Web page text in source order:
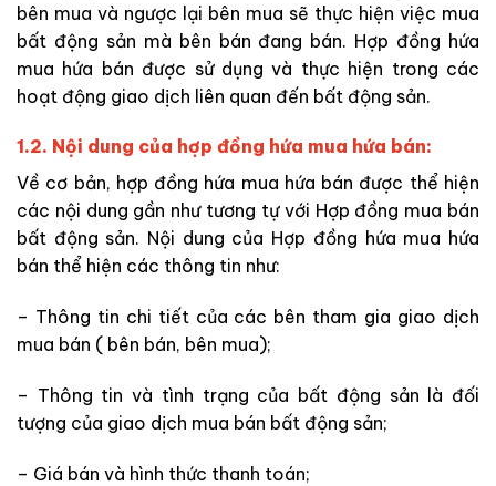
bên mua và ngược lại bên mua sẽ thực hiện việc mua
bất động sản mà bên bán đang bán. Hợp đồng hứa
mua hứa bán được sử dụng và thực hiện trong các
hoạt động giao dịch liên quan đến bất động sản.
1.2. Nội dung của hợp đồng hứa mua hứa bán:
Về cơ bản, hợp đồng hứa mua hứa bán được thể hiện
các nội dung gần như tương tự với Hợp đồng mua bán
bất động sản. Nội dung của Hợp đồng hứa mua hứa
bán thể hiện các thông tin như:
– Thông tin chi tiết của các bên tham gia giao dịch
mua bán ( bên bán, bên mua);
– Thông tin và tình trạng của bất động sản là đối
tượng của giao dịch mua bán bất động sản;
– Giá bán và hình thức thanh toán;